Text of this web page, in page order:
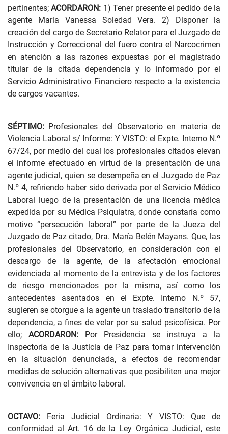
pertinentes;ACORDARON: 1) Tener presente el pedido de la
agente Maria Vanessa Soledad Vera. 2) Disponer la
creación del cargo de Secretario Relator para el Juzgado de
Instrucción y Correccional del fuero contra el Narcocrimen
en atención a las razones expuestas por el magistrado
titular de la citada dependencia y lo informado por el
Servicio Administrativo Financiero respecto a la existencia
de cargos vacantes.
SÉPTIMO: Profesionales del Observatorio en materia de
Violencia Laboral s/ Informe: Y VISTO: el Expte. Interno N.º
67/24, por medio del cual los profesionales citados elevan
el informe efectuado en virtud de la presentación de una
agente judicial, quien se desempeña en el Juzgado de Paz
N.º 4, refiriendo haber sido derivada por el Servicio Médico
Laboral luego de la presentación de una licencia médica
expedida por su Médica Psiquiatra, donde constaría como
motivo “persecución laboral” por parte de la Jueza del
Juzgado de Paz citado, Dra. María Belén Mayans. Que, las
profesionales del Observatorio, en consideración con el
descargo de la agente, de la afectación emocional
evidenciada al momento de la entrevista y de los factores
de riesgo mencionados por la misma, así como los
antecedentes asentados en el Expte. Interno N.º 57,
sugieren se otorgue a la agente un traslado transitorio de la
dependencia, a fines de velar por su salud psicofísica. Por
ello; ACORDARON: Por Presidencia se instruya a la
Inspectoría de la Justicia de Paz para tomar intervención
en la situación denunciada, a efectos de recomendar
medidas de solución alternativas que posibiliten una mejor
convivencia en el ámbito laboral.
OCTAVO: Feria Judicial Ordinaria: Y VISTO: Que de
conformidad al Art. 16 de la Ley Orgánica Judicial, este